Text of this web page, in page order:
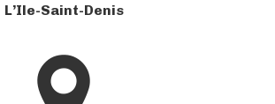
L’Ile-Saint-Denis